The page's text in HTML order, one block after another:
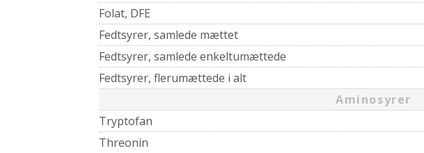
Folat, DFE
Fedtsyrer, samlede mættet
Fedtsyrer, samlede enkeltumættede
Fedtsyrer, flerumættede i alt
Aminosyrer
Tryptofan
Threonin